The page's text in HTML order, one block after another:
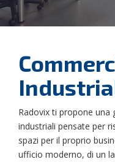
Radovix ti propone una
industriali pensate per
spazi per il proprio
ufficio moderno, di un